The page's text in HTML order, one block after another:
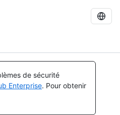
de sécurité
Enterprise. Pour obtenir